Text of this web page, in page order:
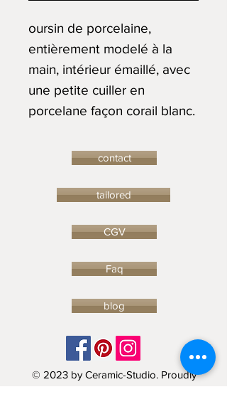
oursin de porcelaine,
entièrement modelé à la
main, intérieur émaillé, avec
une petite cuiller en
porcelane façon corail blanc.
contact
tailored
CGV
Faq
blog
© 2023 by Ceramic-Studio. Proudly